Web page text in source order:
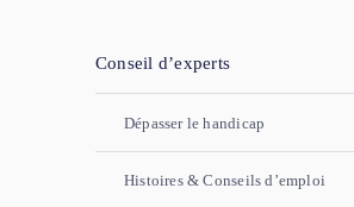
Conseil d’experts
Dépasser le handicap
Histoires & Conseils d’emploi